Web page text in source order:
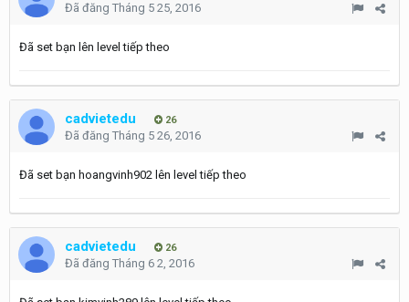
Đã đăng Tháng 5 25, 2016
Đã set bạn lên level tiếp theo
cadvietedu 26
Đã đăng Tháng 5 26, 2016
Đã set bạn hoangvinh902 lên level tiếp theo
cadvietedu 26
Đã đăng Tháng 6 2, 2016